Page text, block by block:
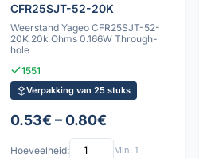
CFR25SJT-52-20K
Weerstand Yageo CFR25SJT-52-
20K 20k Ohms 0.166W Through-
hole
1551
Verpakking van 25 stuks
0.53€ – 0.80€
Hoeveelheid: Min: 1